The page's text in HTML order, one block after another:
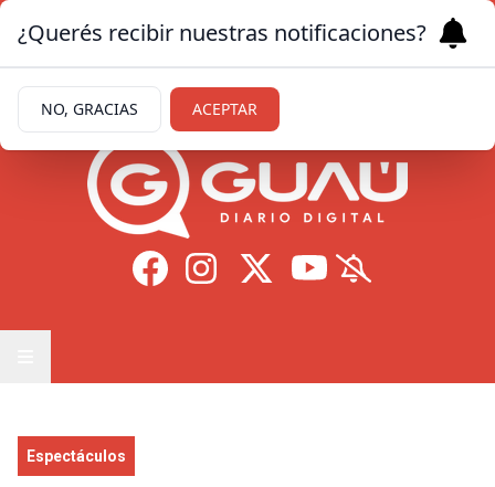
15.5ºc | Formosa
Espectáculos
¿Querés recibir nuestras notificaciones?
NO, GRACIAS ACEPTAR